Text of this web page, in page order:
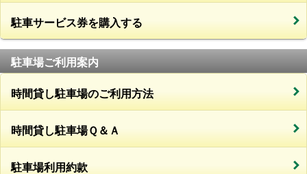
駐車サービス券を購入する
駐車場ご利用案内
時間貸し駐車場のご利用方法
時間貸し駐車場Ｑ＆Ａ
駐車場利用約款